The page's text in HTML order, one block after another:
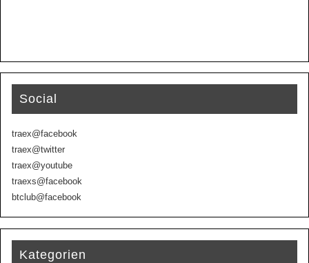
Social
traex@facebook
traex@twitter
traex@youtube
traexs@facebook
btclub@facebook
Kategorien